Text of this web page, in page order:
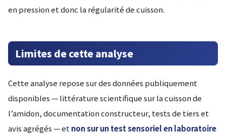
en pression et donc la régularité de cuisson.
Limites de cette analyse
Cette analyse repose sur des données publiquement
disponibles — littérature scientifique sur la cuisson de
l’amidon, documentation constructeur, tests de tiers et
avis agrégés — et non sur un test sensoriel en laboratoire